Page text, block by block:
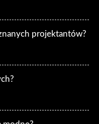
projektantów?